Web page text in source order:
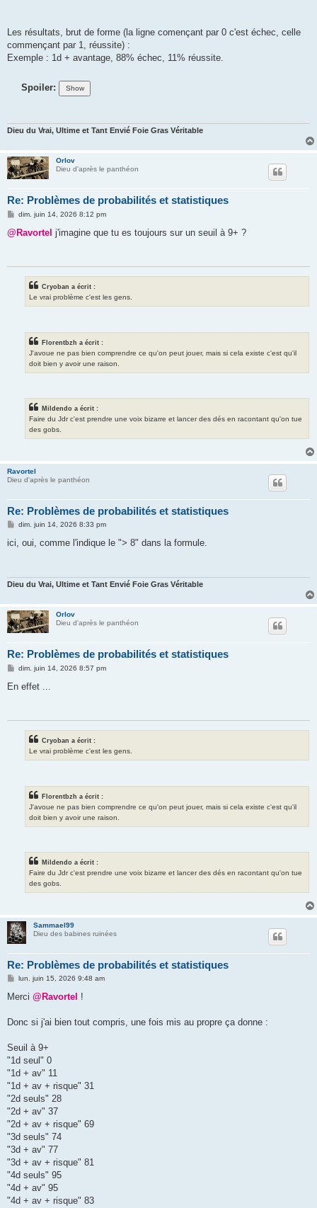
Les résultats, brut de forme (la ligne començant par 0 c'est échec, celle
commençant par 1, réussite) :
Exemple : 1d + avantage, 88% échec, 11% réussite.
Spoiler:
Dieu du Vrai, Ultime et Tant Envié Foie Gras Véritable
Orlov
Dieu d'après le panthéon
Re: Problèmes de probabilités et statistiques
M
s
dim. juin 14, 2026 8:12 pm
@Ravortel j'imagine que tu es toujours sur un seuil à 9+ ?
Cryoban a écrit :
Le vrai problème c'est les gens.
Florentbzh a écrit :
J'avoue ne pas bien comprendre ce qu'on peut jouer, mais si cela existe c'est qu'il
doit bien y avoir une raison.
Mildendo a écrit :
Faire du Jdr c'est prendre une voix bizarre et lancer des dés en racontant qu'on tue
des gobs.
Ravortel
Dieu d'après le panthéon
Re: Problèmes de probabilités et statistiques
M
s
s
dim. juin 14, 2026 8:33 pm
ici, oui, comme l'indique le "> 8" dans la formule.
Dieu du Vrai, Ultime et Tant Envié Foie Gras Véritable
Orlov
Dieu d'après le panthéon
Re: Problèmes de probabilités et statistiques
M
s
dim. juin 14, 2026 8:57 pm
En effet ...
Cryoban a écrit :
Le vrai problème c'est les gens.
Florentbzh a écrit :
J'avoue ne pas bien comprendre ce qu'on peut jouer, mais si cela existe c'est qu'il
doit bien y avoir une raison.
Mildendo a écrit :
Faire du Jdr c'est prendre une voix bizarre et lancer des dés en racontant qu'on tue
des gobs.
Sammael99
Dieu des babines ruinées
Re: Problèmes de probabilités et statistiques
M
s
g
lun. juin 15, 2026 9:48 am
Merci @Ravortel !
Donc si j'ai bien tout compris, une fois mis au propre ça donne :
Seuil à 9+
"1d seul" 0
"1d + av" 11
"1d + av + risque" 31
"2d seuls" 28
"2d + av" 37
"2d + av + risque" 69
"3d seuls" 74
"3d + av" 77
"3d + av + risque" 81
"4d seuls" 95
"4d + av" 95
"4d + av + risque" 83